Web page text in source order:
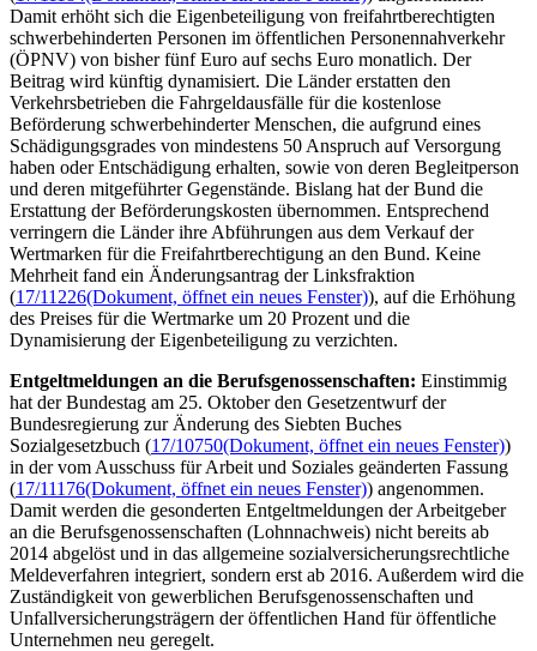
Damit erhöht sich die Eigenbeteiligung von freifahrtberechtigten
schwerbehinderten Personen im öffentlichen Personennahverkehr
(ÖPNV) von bisher fünf Euro auf sechs Euro monatlich. Der
Beitrag wird künftig dynamisiert. Die Länder erstatten den
Verkehrsbetrieben die Fahrgeldausfälle für die kostenlose
Beförderung schwerbehinderter Menschen, die aufgrund eines
Schädigungsgrades von mindestens 50 Anspruch auf Versorgung
haben oder Entschädigung erhalten, sowie von deren Begleitperson
und deren mitgeführter Gegenstände. Bislang hat der Bund die
Erstattung der Beförderungskosten übernommen. Entsprechend
verringern die Länder ihre Abführungen aus dem Verkauf der
Wertmarken für die Freifahrtberechtigung an den Bund. Keine
Mehrheit fand ein Änderungsantrag der Linksfraktion
(17/11226(Dokument, öffnet ein neues Fenster)), auf die Erhöhung
des Preises für die Wertmarke um 20 Prozent und die
Dynamisierung der Eigenbeteiligung zu verzichten.
Entgeltmeldungen an die Berufsgenossenschaften: Einstimmig
hat der Bundestag am 25. Oktober den Gesetzentwurf der
Bundesregierung zur Änderung des Siebten Buches
Sozialgesetzbuch (17/10750(Dokument, öffnet ein neues Fenster))
in der vom Ausschuss für Arbeit und Soziales geänderten Fassung
(17/11176(Dokument, öffnet ein neues Fenster)) angenommen.
Damit werden die gesonderten Entgeltmeldungen der Arbeitgeber
an die Berufsgenossenschaften (Lohnnachweis) nicht bereits ab
2014 abgelöst und in das allgemeine sozialversicherungsrechtliche
Meldeverfahren integriert, sondern erst ab 2016. Außerdem wird die
Zuständigkeit von gewerblichen Berufsgenossenschaften und
Unfallversicherungsträgern der öffentlichen Hand für öffentliche
Unternehmen neu geregelt.